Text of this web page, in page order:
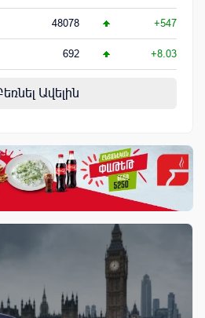
48078 +547
692 +8.03
Ավելին